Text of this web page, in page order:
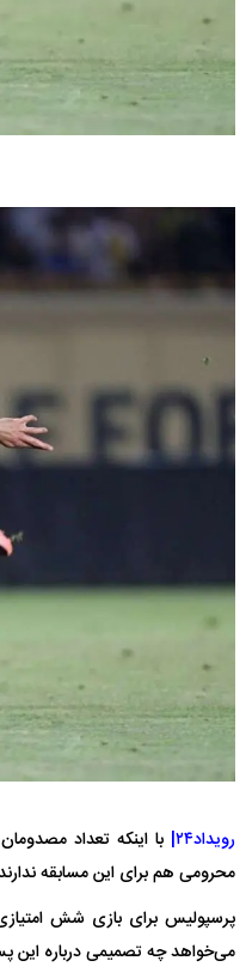
رویداد۲۴|
با اینکه تعداد
محرومی هم برای این مسابقه
پرسپولیس برای بازی شش
می‌خواهد چه تصمیمی درباره این
هواپیمای مرموز E-11A BACN چیست؟
عکس| ماجرای کشف جسد ناشناس که
توسط حیوانات خورده شد
بازگشت اندونگ به استقلال منتفی شد؛
هافبک گابنی در آستانه انتخاب تیم جدید